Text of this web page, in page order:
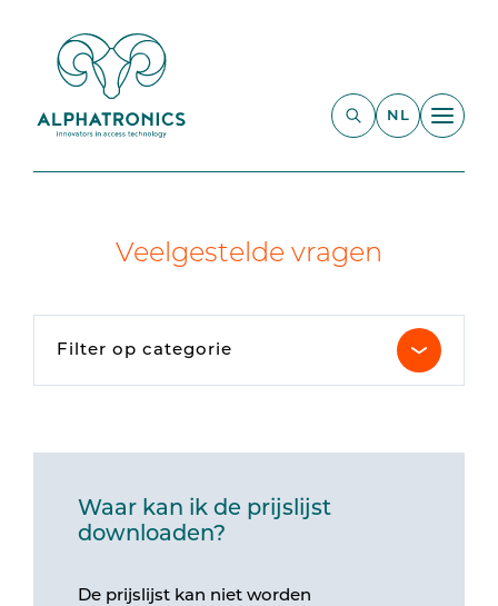
NL
Veelgestelde vragen
Filter op categorie
Waar kan ik de prijslijst
downloaden?
De prijslijst kan niet worden